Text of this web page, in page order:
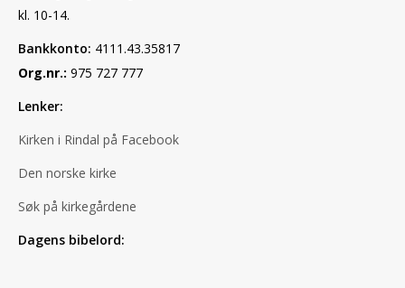
kl. 10-14.
Bankkonto: 4111.43.35817
Org.nr.: 975 727 777
Lenker:
Kirken i Rindal på Facebook
Den norske kirke
Søk på kirkegårdene
Dagens bibelord: